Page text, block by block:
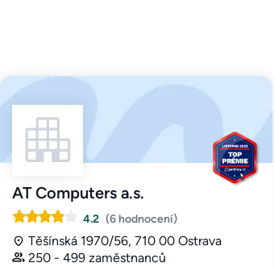
AT Computers a.s.
4.2 (6 hodnocení)
Těšínská 1970/56, 710 00 Ostrava
250 - 499 zaměstnanců